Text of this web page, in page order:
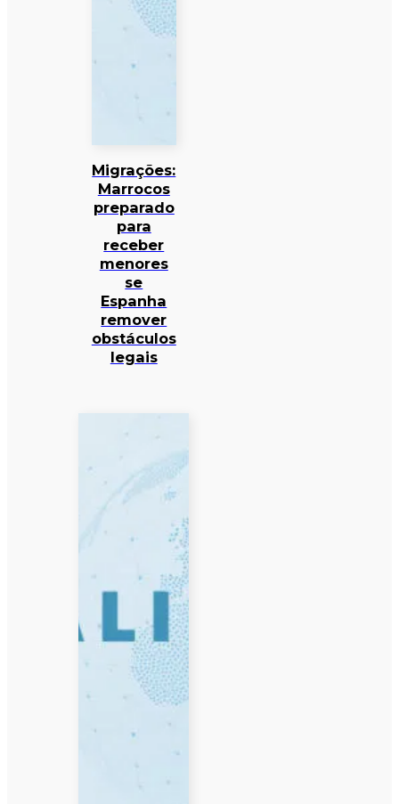
Migrações:
Marrocos
preparado
para
receber
menores
se
Espanha
remover
obstáculos
legais